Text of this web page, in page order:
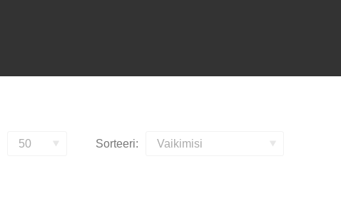
Sorteeri: